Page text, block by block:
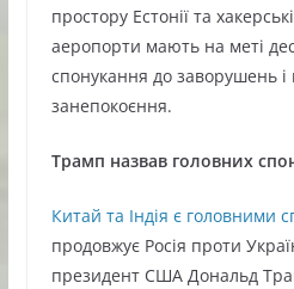
простору Естонії та
аеропорти мають на меті
спонукання до заворушень і
занепокоєння.
Трамп назвав головних
Китай та Індія є головними
продовжує Росія проти
президент США Дональд